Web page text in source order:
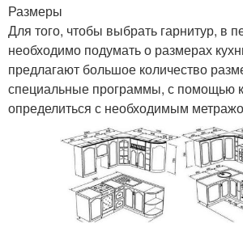
Размеры
Для того, чтобы выбрать гарнитур, в
необходимо подумать о размерах
предлагают большое количество
специальные программы, с помощью
определиться с необходимым